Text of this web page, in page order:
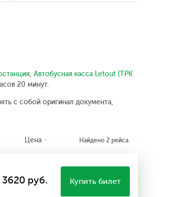
, Автобусная касса Letout (ТРК
20 минут.
с собой оригинал документа,
Цена Найдено 2 рейса.
3620 руб. Купить билет